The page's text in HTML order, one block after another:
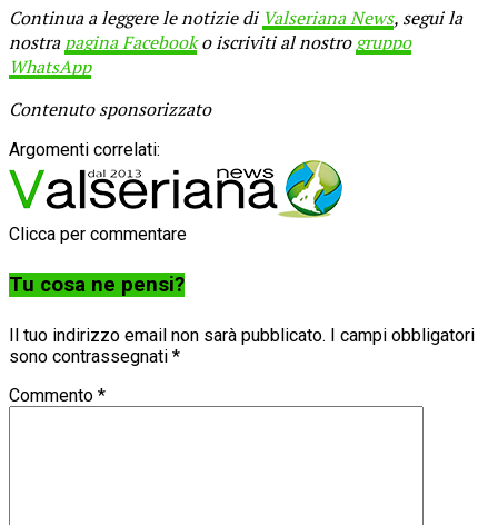
Continua a leggere le notizie di Valseriana News, segui la
nostrapagina Facebooko iscriviti al nostrogruppo
WhatsApp
Contenuto sponsorizzato
Argomenti correlati:
Clicca per commentare
Tu cosa ne pensi?
Il tuo indirizzo email non sarà pubblicato. I campi obbligatori
sono contrassegnati *
Commento *